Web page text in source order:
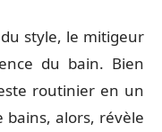
style, le mitigeur
du bain. Bien
routinier en un
bains, alors, révèle